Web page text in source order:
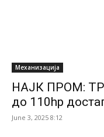
Механизација
НАЈК ПРОМ:
до 110hp
June 3, 2025 8:12